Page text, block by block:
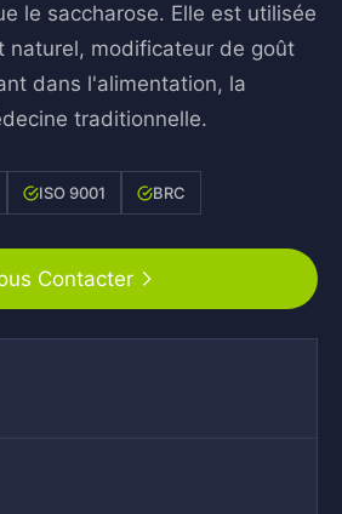
le saccharose. Elle est utilisée
naturel, modificateur de goût
dans l'alimentation, la
traditionnelle.
ISO 9001 BRC
Contacter